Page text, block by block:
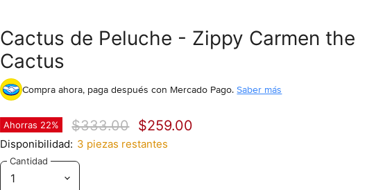
Cactus de Peluche - Zippy Carmen the
Cactus
Compra ahora, paga después con Mercado Pago.Saber más
Ahorras 22% Precio original
$333.00 Precio actual
$259.00
Disponibilidad: 3 piezas restantes
Cantidad